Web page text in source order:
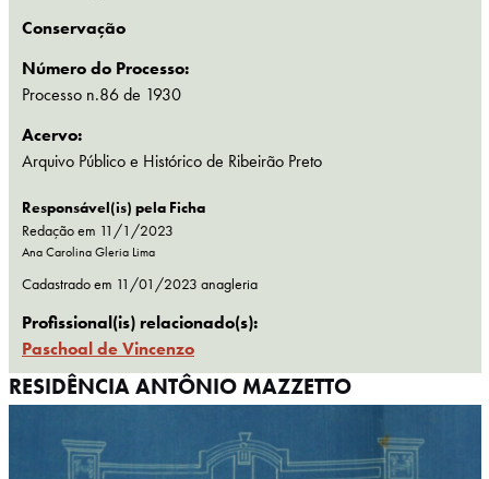
Conservação
Número do Processo:
Processo n.86 de 1930
Acervo:
Arquivo Público e Histórico de Ribeirão Preto
Responsável(is) pela Ficha
Redação em 11/1/2023
Ana Carolina Gleria Lima
Cadastrado em 11/01/2023 anagleria
Profissional(is) relacionado(s):
Paschoal de Vincenzo
RESIDÊNCIA ANTÔNIO MAZZETTO